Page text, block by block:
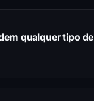
qualquer tipo de